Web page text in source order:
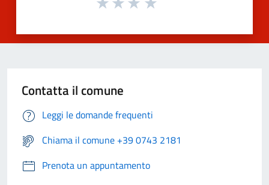
Contatta il comune
Leggi le domande frequenti
Chiama il comune +39 0743 2181
Prenota un appuntamento